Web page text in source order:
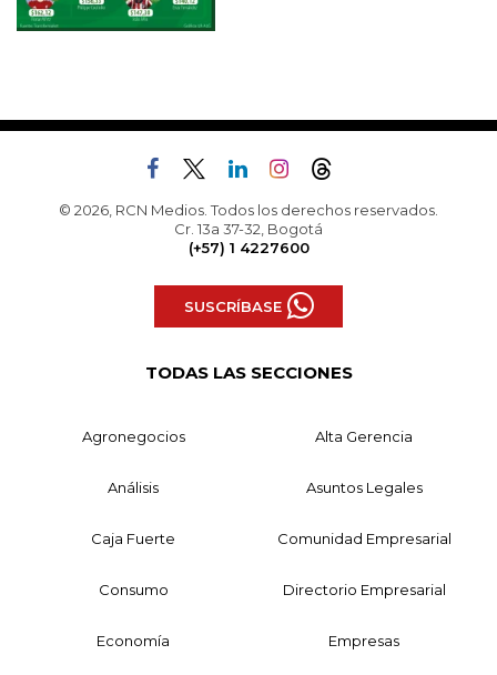
© 2026, RCN Medios. Todos los derechos reservados.
Cr. 13a 37-32, Bogotá
(+57) 1 4227600
SUSCRÍBASE
TODAS LAS SECCIONES
Agronegocios Alta Gerencia
Análisis Asuntos Legales
Caja Fuerte Comunidad Empresarial
Consumo Directorio Empresarial
Economía Empresas